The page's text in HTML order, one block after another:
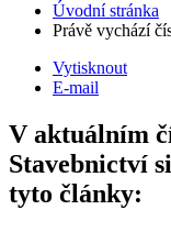
Úvodní stránka
Právě vychází
Vytisknout
E-mail
V aktuálním
Stavebnictví
tyto články: